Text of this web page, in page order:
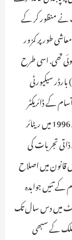
نے منظور کر کے
طور پر کمزور
تھی. اسی طرح
سیکیورٹی
کے ڈائریکٹر
جنرل آف پولیس کے عہدوں پر بھی فائز رہنے کے بعد 1996 میں ریٹائر
تجربات کی
قانون میں اصلاح
تئیں جوابدہ
میں دس سال تک
سنایا گیا کہ ملک کے سبھی